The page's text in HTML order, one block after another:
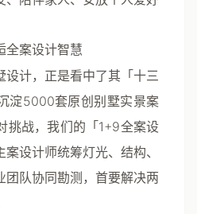
全案设计智慧
设计，正是看中了其「十三
淀5000套原创别墅实景案
挑战，我们的「1+9全案设
设计师统筹灯光、结构、
团队协同勘测，首要解决两